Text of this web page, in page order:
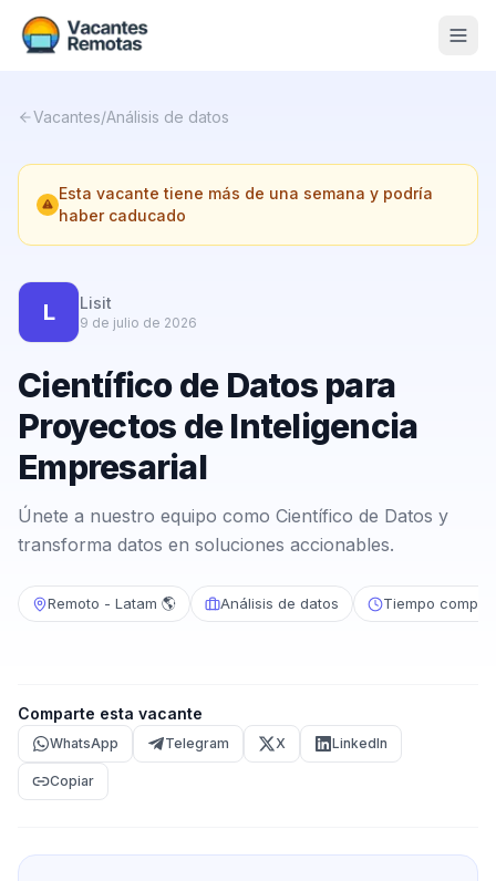
Nosotros
Contacto
Calculadora Freelance
Vacantes/Análisis de datos
Esta vacante tiene más de una semana y podría
haber caducado
L Lisit
9 de julio de 2026
Científico de Datos para
Proyectos de Inteligencia
Empresarial
Únete a nuestro equipo como Científico de Datos y
transforma datos en soluciones accionables.
Remoto - Latam 🌎 Análisis de datos Tiempo
Comparte esta vacante
WhatsApp Telegram X LinkedIn
Copiar